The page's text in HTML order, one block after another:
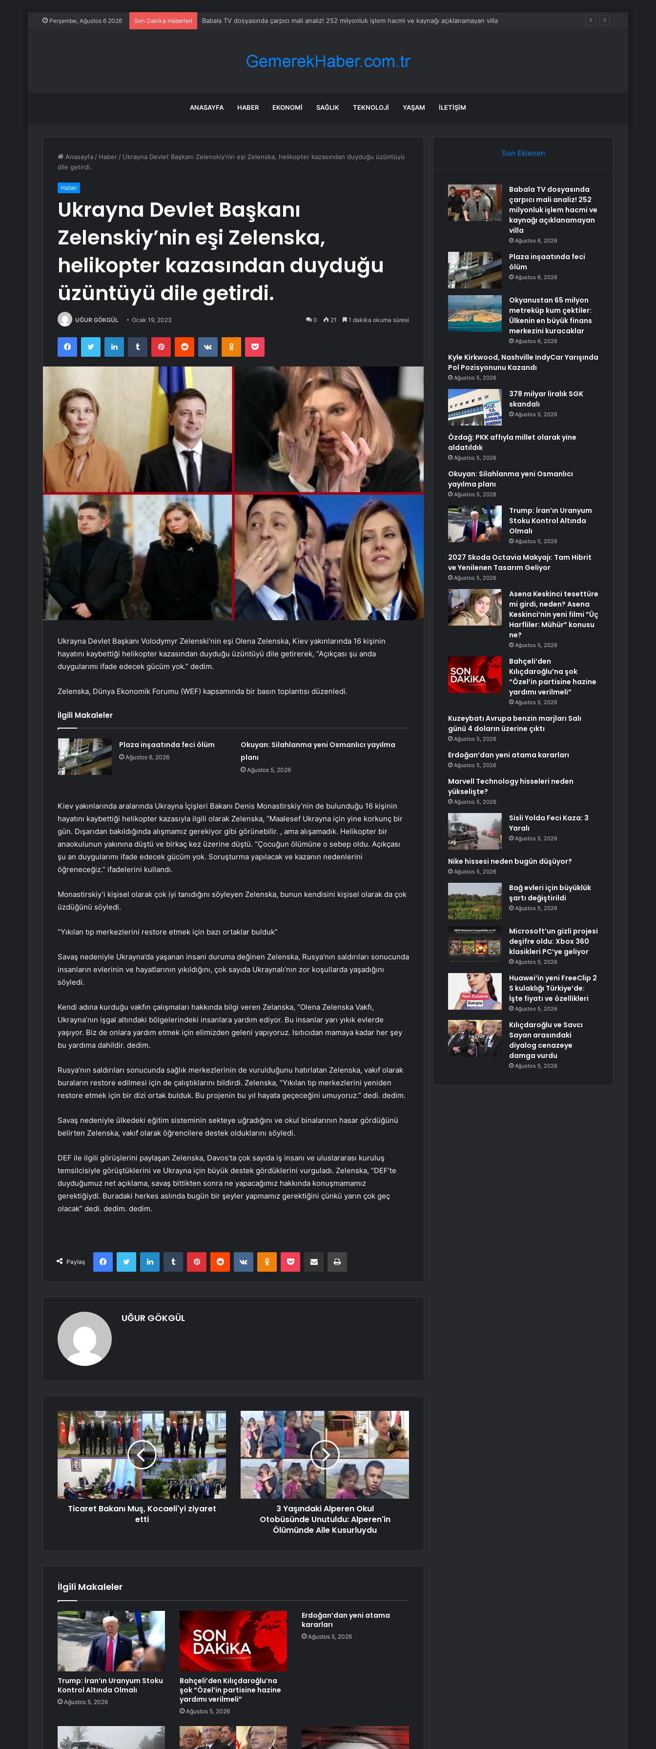
Perşembe, Ağustos 6 2026 Son Dakika Haberleri Plaza inşaatında feci ölüm
ANASAYFA HABER EKONOMI SAĞLIK TEKNOLOJI YAŞAM İLETIŞIM
Anasayfa / Haber / Ukrayna Devlet Başkanı Zelenskiy’nin eşi Zelenska, helikopter kazasından duyduğu üzüntüyü
dile getirdi.
Haber
Ukrayna Devlet Başkanı
Zelenskiy’nin eşi Zelenska,
helikopter kazasından duyduğu
üzüntüyü dile getirdi.
UĞUR GÖKGÜL Ocak 19, 2023 0 21 1 dakika okuma süresi
FacebookTwitter LinkedInTumblr PinterestReddit VKontakteOdnoklassniki
Pocket
Ukrayna Devlet Başkanı Volodymyr Zelenski’nin eşi Olena Zelenska, Kiev yakınlarında 16 kişinin
hayatını kaybettiği helikopter kazasından duyduğu üzüntüyü dile getirerek, “Açıkçası şu anda
duygularımı ifade edecek gücüm yok.” dedim.
Zelenska, Dünya Ekonomik Forumu (WEF) kapsamında bir basın toplantısı düzenledi.
İlgili Makaleler
Plaza inşaatında feci ölüm
Ağustos 6, 2026
Okuyan: Silahlanma yeni Osmanlıcı yayılma
planı
Ağustos 5, 2026
Kiev yakınlarında aralarında Ukrayna İçişleri Bakanı Denis Monastirskiy’nin de bulunduğu 16 kişinin
hayatını kaybettiği helikopter kazasıyla ilgili olarak Zelenska, “Maalesef Ukrayna için yine korkunç bir
gün. Dışarıdan bakıldığında alışmamız gerekiyor gibi görünebilir. , ama alışamadık. Helikopter bir
anaokulunun yakınına düştü ve birkaç kez üzerine düştü. “Çocuğun ölümüne o sebep oldu. Açıkçası
şu an duygularımı ifade edecek gücüm yok. Soruşturma yapılacak ve kazanın nedenlerini
öğreneceğiz.” ifadelerini kullandı.
Monastirskiy’i kişisel olarak çok iyi tanıdığını söyleyen Zelenska, bunun kendisini kişisel olarak da çok
üzdüğünü söyledi.
“Yıkılan tıp merkezlerini restore etmek için bazı ortaklar bulduk”
Savaş nedeniyle Ukrayna’da yaşanan insani duruma değinen Zelenska, Rusya’nın saldırıları sonucunda
insanların evlerinin ve hayatlarının yıkıldığını, çok sayıda Ukraynalı’nın zor koşullarda yaşadığını
söyledi.
Kendi adına kurduğu vakfın çalışmaları hakkında bilgi veren Zelanska, “Olena Zelenska Vakfı,
Ukrayna’nın işgal altındaki bölgelerindeki insanlara yardım ediyor. Bu insanlar yarı yıkık evlerde
yaşıyor. Biz de onlara yardım etmek için elimizden geleni yapıyoruz. Isıtıcıdan mamaya kadar her şey
bu yardıma dahildir. dedim.
Rusya’nın saldırıları sonucunda sağlık merkezlerinin de vurulduğunu hatırlatan Zelenska, vakıf olarak
buraların restore edilmesi için de çalıştıklarını bildirdi. Zelenska, “Yıkılan tıp merkezlerini yeniden
restore etmek için bir dizi ortak bulduk. Bu projenin bu yıl hayata geçeceğini umuyoruz.” dedi. dedim.
Savaş nedeniyle ülkedeki eğitim sisteminin sekteye uğradığını ve okul binalarının hasar gördüğünü
belirten Zelenska, vakıf olarak öğrencilere destek olduklarını söyledi.
DEF ile ilgili görüşlerini paylaşan Zelenska, Davos’ta çok sayıda iş insanı ve uluslararası kuruluş
temsilcisiyle görüştüklerini ve Ukrayna için büyük destek gördüklerini vurguladı. Zelenska, “DEF’te
duyduğumuz net açıklama, savaş bittikten sonra ne yapacağımız hakkında konuşmamamız
gerektiğiydi. Buradaki herkes aslında bugün bir şeyler yapmamız gerektiğini çünkü yarın çok geç
olacak” dedi. dedim. dedim.
Paylaş
FacebookTwitter LinkedInTumblr PinterestReddit VKontakteOdnoklassniki
Pocket E-Posta ile paylaş Yazdır
UĞUR GÖKGÜL
Ticaret Bakanı Muş, Kocaeli'yi ziyaret
etti
3 Yaşındaki Alperen Okul
Otobüsünde Unutuldu: Alperen'in
Ölümünde Aile Kusurluydu
İlgili Makaleler
Trump: İran’ın Uranyum Stoku
Kontrol Altında Olmalı
Ağustos 5, 2026
Bahçeli’den Kılıçdaroğlu’na
şok “Özel’in partisine hazine
yardımı verilmeli”
Ağustos 5, 2026
Erdoğan’dan yeni atama
kararları
Ağustos 5, 2026
Son Eklenen
Babala TV dosyasında
çarpıcı mali analiz! 252
milyonluk işlem hacmi ve
kaynağı açıklanamayan
villa
Ağustos 6, 2026
Plaza inşaatında feci
ölüm
Ağustos 6, 2026
Okyanustan 65 milyon
metreküp kum çektiler:
Ülkenin en büyük finans
merkezini kuracaklar
Ağustos 6, 2026
Kyle Kirkwood, Nashville IndyCar Yarışında
Pol Pozisyonunu Kazandı
Ağustos 5, 2026
378 milyar liralık SGK
skandalı
Ağustos 5, 2026
Özdağ: PKK affıyla millet olarak yine
aldatıldık
Ağustos 5, 2026
Okuyan: Silahlanma yeni Osmanlıcı
yayılma planı
Ağustos 5, 2026
Trump: İran’ın Uranyum
Stoku Kontrol Altında
Olmalı
Ağustos 5, 2026
2027 Skoda Octavia Makyajı: Tam Hibrit
ve Yenilenen Tasarım Geliyor
Ağustos 5, 2026
Asena Keskinci tesettüre
mi girdi, neden? Asena
Keskinci’nin yeni filmi ”Üç
Harfliler: Mühür” konusu
ne?
Ağustos 5, 2026
Bahçeli’den
Kılıçdaroğlu’na şok
“Özel’in partisine hazine
yardımı verilmeli”
Ağustos 5, 2026
Kuzeybatı Avrupa benzin marjları Salı
günü 4 doların üzerine çıktı
Ağustos 5, 2026
Erdoğan’dan yeni atama kararları
Ağustos 5, 2026
Marvell Technology hisseleri neden
yükselişte?
Ağustos 5, 2026
Sisli Yolda Feci Kaza: 3
Yaralı
Ağustos 5, 2026
Nike hissesi neden bugün düşüyor?
Ağustos 5, 2026
Bağ evleri için büyüklük
şartı değiştirildi
Ağustos 5, 2026
Microsoft’un gizli projesi
deşifre oldu: Xbox 360
klasikleri PC’ye geliyor
Ağustos 5, 2026
Huawei’in yeni FreeClip 2
S kulaklığı Türkiye’de:
İşte fiyatı ve özellikleri
Ağustos 5, 2026
Kılıçdaroğlu ve Savcı
Sayan arasındaki
diyalog cenazeye
damga vurdu
Ağustos 5, 2026